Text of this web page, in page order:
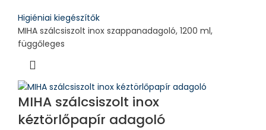
Higiéniai kiegészítők
MIHA szálcsiszolt inox szappanadagoló, 1200 ml,
függőleges
MIHA szálcsiszolt inox
kéztörlőpapír adagoló